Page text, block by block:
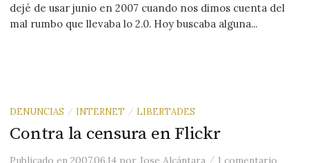
dejé de usar junio en 2007 cuando nos dimos cuenta del
mal rumbo que llevaba lo 2.0. Hoy buscaba alguna...
DENUNCIAS / INTERNET / LIBERTADES
Contra la censura en Flickr
Publicadoen2007.06.14 porJose Alcántara /1 comentario